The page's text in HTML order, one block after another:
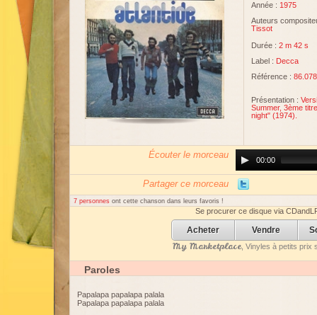
Année : 1975
Auteurs
Tissot
Durée : 2 m 42 s
Label : Decca
Référence : 86.078
Présentation :
Summer, 3ème
night" (1974).
Écouter le morceau
Player00:00
Partager ce morceau
7 personnes ont cette chanson dans leurs favoris !
Se procurer ce disque via
Acheter Vendre
My Marketplace, Vinyles à petits prix
Paroles
Papalapa papalapa palala
Papalapa papalapa palala